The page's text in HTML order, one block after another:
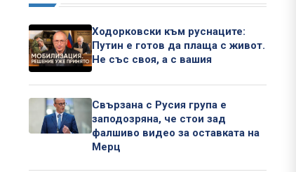
Ходорковски към руснаците:
Путин е готов да плаща с живот.
Не със своя, а с вашия
Свързана с Русия група е
заподозряна, че стои зад
фалшиво видео за оставката на
Мерц